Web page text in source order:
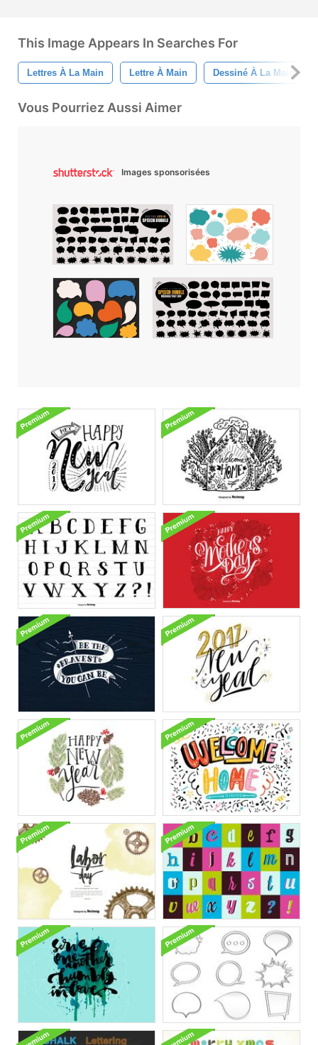
This Image Appears In Searches For
Lettres À La Main Lettre À Main Dessiné À La Main
Vous Pourriez Aussi Aimer
Images sponsorisées